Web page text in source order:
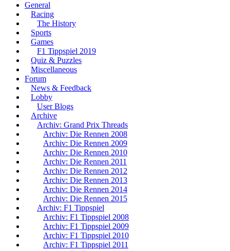
General
Racing
The History
Sports
Games
F1 Tippspiel 2019
Quiz & Puzzles
Miscellaneous
Forum
News & Feedback
Lobby
User Blogs
Archive
Archiv: Grand Prix Threads
Archiv: Die Rennen 2008
Archiv: Die Rennen 2009
Archiv: Die Rennen 2010
Archiv: Die Rennen 2011
Archiv: Die Rennen 2012
Archiv: Die Rennen 2013
Archiv: Die Rennen 2014
Archiv: Die Rennen 2015
Archiv: F1 Tippspiel
Archiv: F1 Tippspiel 2008
Archiv: F1 Tippspiel 2009
Archiv: F1 Tippspiel 2010
Archiv: F1 Tippspiel 2011